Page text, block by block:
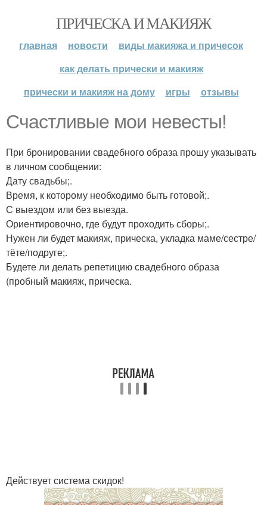
ПРИЧЕСКА И МАКИЯЖ
главная новости
виды макияжа и причесок
как делать прически и макияж
прически и макияж на дому
игры отзывы
Счастливые мои невесты!
При бронировании свадебного образа прошу указывать
в личном сообщении:
Дату свадьбы;.
Время, к которому необходимо быть готовой;.
С выездом или без выезда.
Ориентировочно, где будут проходить сборы;.
Нужен ли будет макияж, прическа, укладка маме/сестре/
тёте/подруге;.
Будете ли делать репетицию свадебного образа
(пробный макияж, прическа.
Действует система скидок!